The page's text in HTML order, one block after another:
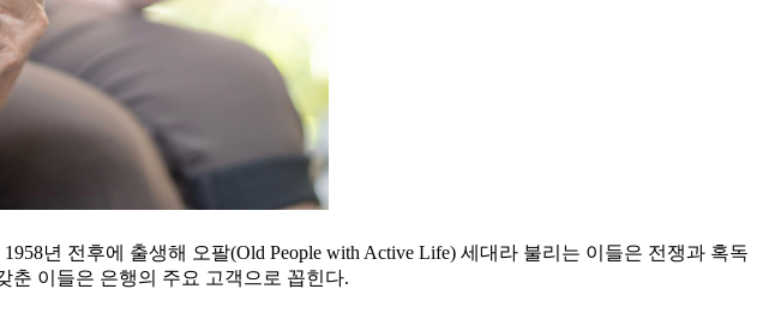
년 전후에 출생해 오팔(Old People with Active Life) 세대라 불리는 이들은 전쟁과 혹독
춘 이들은 은행의 주요 고객으로 꼽힌다.